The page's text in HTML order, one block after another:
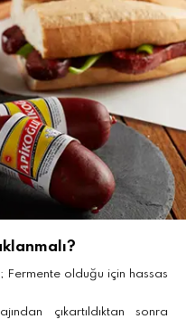
Fermente olduğu için hassas
çıkartıldıktan sonra